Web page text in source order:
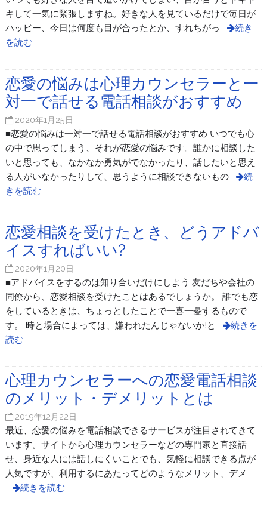
キして一気に緊張しますね。好きな人を見ているだけで毎日が
ハッピー、今日は何度も目が合ったとか、すれちがっ
続き
を読む
恋愛の悩みは心理カウンセラーと一
対一で話せる電話相談がおすすめ
2020年1月25日
■恋愛の悩みは一対一で話せる電話相談がおすすめ いつでも心
の中で思ってしまう、それが恋愛の悩みです。誰かに相談した
いと思っても、なかなか勇気がでなかったり、話したいと思え
る人がいなかったりして、思うように相談できないもの
続
きを読む
恋愛相談を受けたとき、どうアドバ
イスすればいい?
2020年1月20日
■アドバイスをするのは知り合いだけにしよう 友だちや会社の
同僚から、恋愛相談を受けたことはあるでしょうか。 誰でも恋
をしているときは、ちょっとしたことで一喜一憂するもので
す。 時と場合によっては、嫌われたんじゃないか!と
続きを
読む
心理カウンセラーへの恋愛電話相談
のメリット・デメリットとは
2019年12月22日
最近、恋愛の悩みを電話相談できるサービスが注目されてきて
います。サイトから心理カウンセラーなどの専門家と直接話
せ、身近な人には話しにくいことでも、気軽に相談できる点が
人気ですが、利用するにあたってどのようなメリット、デメ
続きを読む